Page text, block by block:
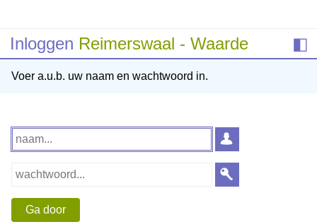
Inloggen Reimerswaal - Waarde ◧
Voer a.u.b. uw naam en wachtwoord in.